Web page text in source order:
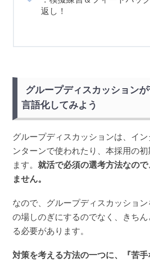
返し！
グループディスカッション
言語化してみよう
グループディスカッションは、イ
ンターンで使われたり、本採用の
ます。 就活で必須の選考方法なの
ません。
なので、グループディスカッショ
の場しのぎにするのでなく、きち
る必要があります。
対策を考える方法の一つに、『苦